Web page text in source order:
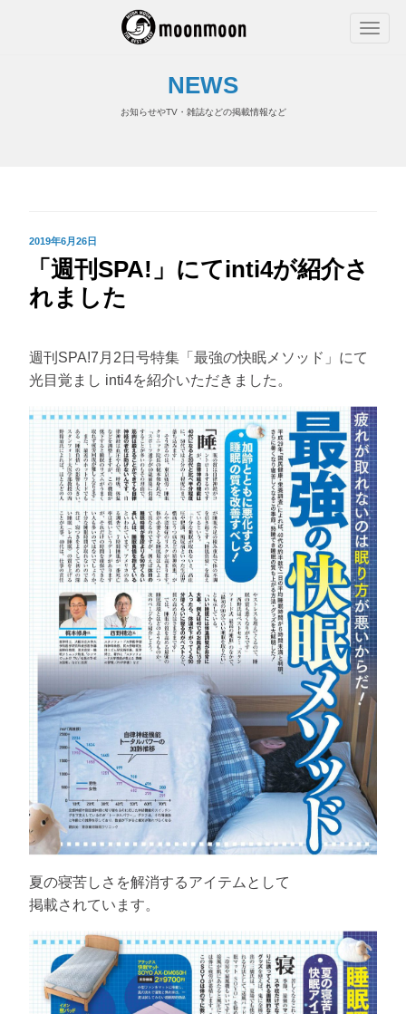
NEWS
お知らせやTV・雑誌などの掲載情報など
投
日:
2019年6月26日
「週刊SPA!」にてinti4が紹介さ
れました
週刊SPA!7月2日号特集「最強の快眠メソッド」にて
光目覚まし inti4を紹介いただきました。
夏の寝苦しさを解消するアイテムとして
掲載されています。